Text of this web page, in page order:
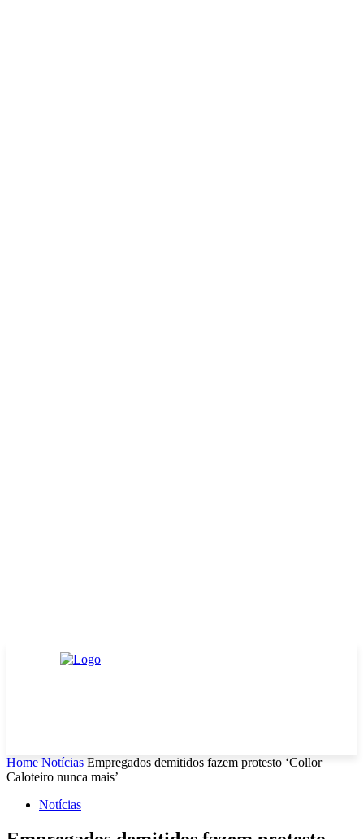
Home Notícias Empregados demitidos fazem protesto ‘Collor
Caloteiro nunca mais’
Notícias